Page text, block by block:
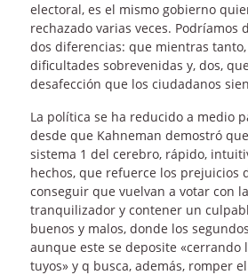
electoral, es el mismo gobierno
rechazado varias veces.
dos diferencias: que mientras
dificultades sobrevenidas y, dos,
desafección que los ciudadanos
La política se ha reducido a medio
desde que Kahneman demostró
sistema 1 del cerebro, rápido,
hechos, que refuerce los prejuicios
conseguir que vuelvan a votar con
tranquilizador y contener un
buenos y malos, donde los
aunque este se deposite «cerrando
tuyos» y q busca, además, romper